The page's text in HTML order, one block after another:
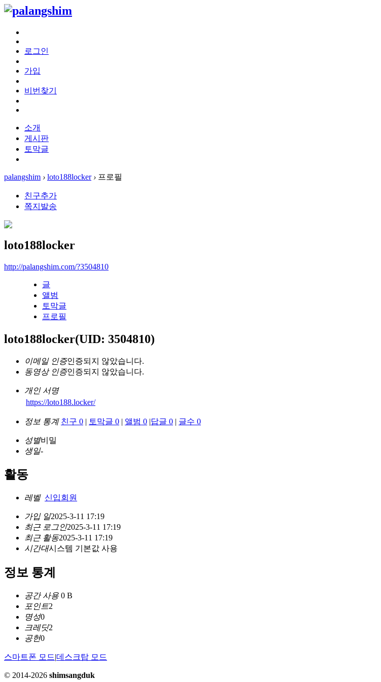
로그인
가입
비번찾기
소개
게시판
토막글
palangshim › loto188locker › 프로필
친구추가
쪽지발송
loto188locker
http://palangshim.com/?3504810
글
앨범
토막글
프로필
loto188locker(UID: 3504810)
이메일 인증인증되지 않았습니다.
동영상 인증인증되지 않았습니다.
개인 서명
https://loto188.locker/
정보 통계 친구 0 | 토막글 0 | 앨범 0 |답글 0 | 글수 0
성별비밀
생일-
활동
레벨 신입회원
가입 일2025-3-11 17:19
최근 로그인2025-3-11 17:19
최근 활동2025-3-11 17:19
시간대시스템 기본값 사용
정보 통계
공간 사용 0 B
포인트2
명성0
크레딧2
공헌0
스마트폰 모드|데스크탑 모드
© 2014-2026 shimsangduk